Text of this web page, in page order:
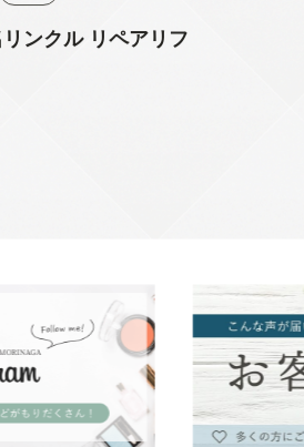
ンクル リペアリフ